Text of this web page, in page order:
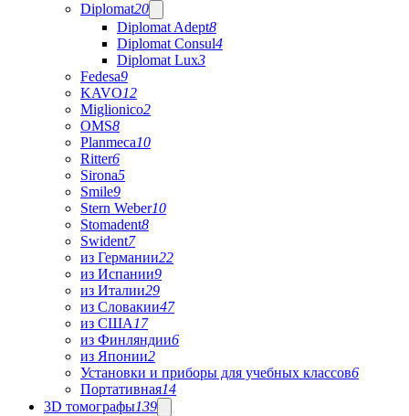
Diplomat20
Diplomat Adept8
Diplomat Consul4
Diplomat Lux3
Fedesa9
KAVO12
Miglionico2
OMS8
Planmeca10
Ritter6
Sirona5
Smile9
Stern Weber10
Stomadent8
Swident7
из Германии22
из Испании9
из Италии29
из Словакии47
из США 17
из Финляндии6
из Японии2
Установки и приборы для учебных классов6
Портативная14
3D томографы139